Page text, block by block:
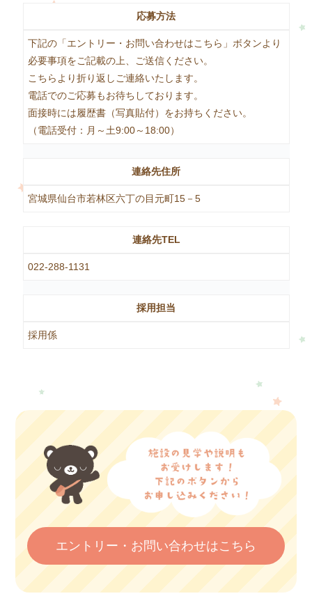
応募方法
下記の「エントリー・お問い合わせはこちら」ボタンより
必要事項をご記載の上、ご送信ください。
こちらより折り返しご連絡いたします。
電話でのご応募もお待ちしております。
面接時には履歴書（写真貼付）をお持ちください。
（電話受付：月～土9:00～18:00）
連絡先住所
宮城県仙台市若林区六丁の目元町15－5
連絡先TEL
022-288-1131
採用担当
採用係
エントリー・お問い合わせはこちら